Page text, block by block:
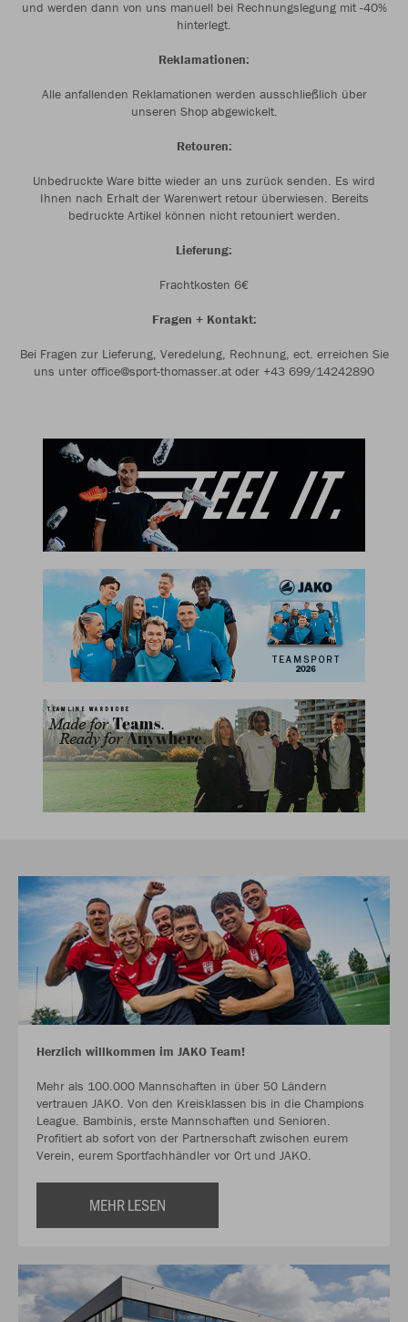
und werden dann von uns manuell bei Rechnungslegung mit -40%
hinterlegt.
Reklamationen:
Alle anfallenden Reklamationen werden ausschließlich über
unseren Shop abgewickelt.
Retouren:
Unbedruckte Ware bitte wieder an uns zurück senden. Es wird
Ihnen nach Erhalt der Warenwert retour überwiesen. Bereits
bedruckte Artikel können nicht retouniert werden.
Lieferung:
Frachtkosten 6€
Fragen + Kontakt:
Bei Fragen zur Lieferung, Veredelung, Rechnung, ect. erreichen Sie
uns unter office@sport-thomasser.at oder +43 699/14242890
Herzlich willkommen im JAKO Team!
Mehr als 100.000 Mannschaften in über 50 Ländern
vertrauen JAKO. Von den Kreisklassen bis in die Champions
League. Bambinis, erste Mannschaften und Senioren.
Profitiert ab sofort von der Partnerschaft zwischen eurem
Verein, eurem Sportfachhändler vor Ort und JAKO.
MEHR LESEN